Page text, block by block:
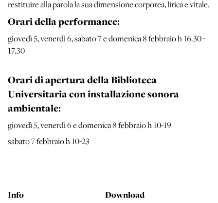
restituire alla parola la sua dimensione corporea, lirica e vitale.
Orari della performance:
giovedì 5, venerdì 6, sabato 7 e domenica 8 febbraio h 16.30 -
17.30
Orari di apertura della Biblioteca
Universitaria con installazione sonora
ambientale:
giovedì 5, venerdì 6 e domenica 8 febbraio h 10-19
sabato 7 febbraio h 10-23
Info Download